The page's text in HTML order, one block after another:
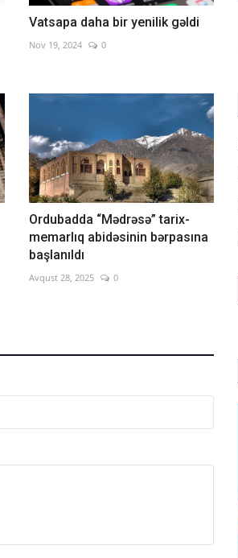
Vatsapa daha bir yenilik gəldi
Nov 19, 2024 0
Ordubadda “Mədrəsə” tarix-
memarlıq abidəsinin bərpasına
başlanıldı
Avqust 28, 2025 0